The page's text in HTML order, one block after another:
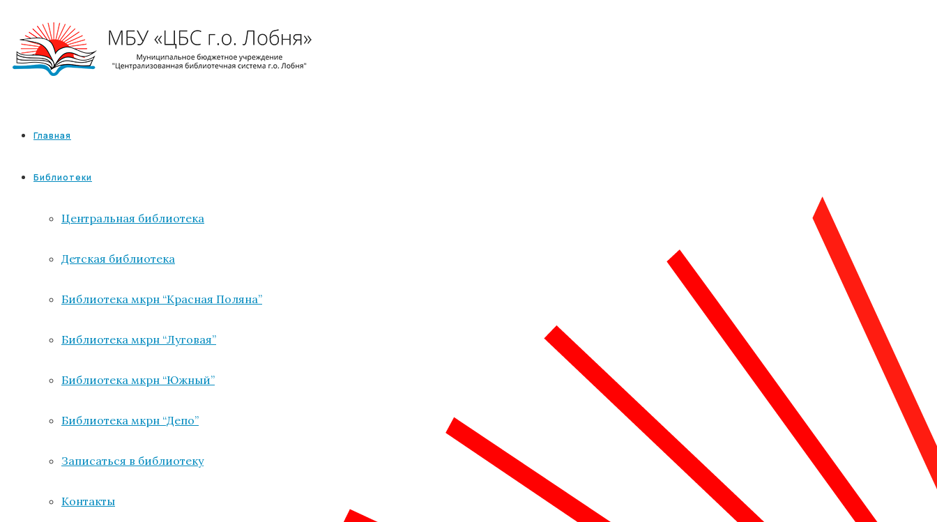
Главная
Библиотеки
Центральная библиотека
Детская библиотека
Библиотека мкрн “Красная Поляна”
Библиотека мкрн “Луговая”
Библиотека мкрн “Южный”
Библиотека мкрн “Депо”
Записаться в библиотеку
Контакты